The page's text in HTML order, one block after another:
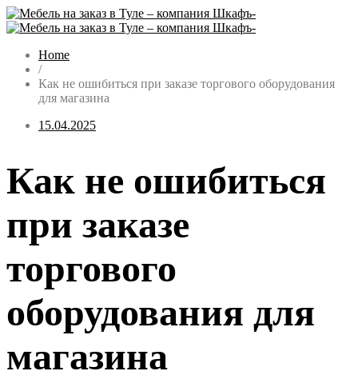
Home
/
Как не ошибиться при заказе торгового оборудования
для магазина
15.04.2025
Как не ошибиться
при заказе
торгового
оборудования для
магазина